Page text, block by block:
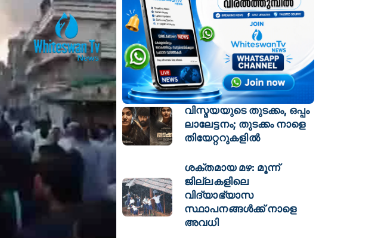
വിസ്മയയുടെ തുടക്കം, ഒപ്പം
ലാലേട്ടനം; തുടക്കം നാളെ
തിയേറ്ററുകളിൽ
ശക്തമായ മഴ: മൂന്ന്
ജില്ലകളിലെ
വിദ്യാഭ്യാസ
സ്ഥാപനങ്ങള്‍ക്ക് നാളെ
അവധി